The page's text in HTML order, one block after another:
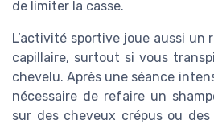
de limiter la casse.
L’activité sportive joue aussi un
capillaire, surtout si vous
chevelu. Après une séance
nécessaire de refaire un
sur des cheveux crépus ou